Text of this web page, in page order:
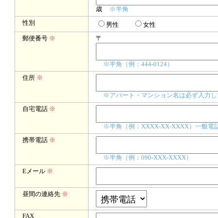
歳 ※半角
性別 男性
女性
郵便番号 ※ 〒
※半角（例：444-0124）
住所 ※
※アパート・マンション名は必ず入力
自宅電話 ※
※半角（例：XXXX-XX-XXXX）一般電
携帯電話 ※
※半角（例：090-XXX-XXXX）
Eメール ※
昼間の連絡先 ※
FAX